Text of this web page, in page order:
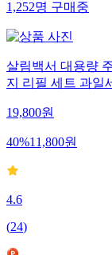
1,252명구매중
살림백서 대용량
지 리필 세트 과일
19,800원
40%11,800원
4.6
(24)